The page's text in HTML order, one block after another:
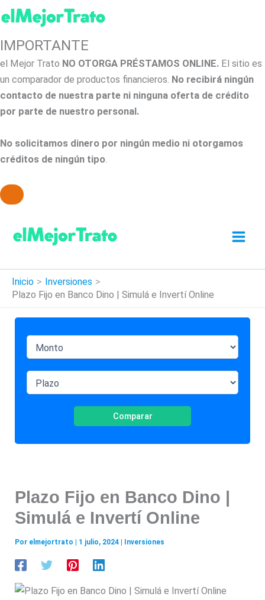
IMPORTANTE
el Mejor Trato NO OTORGA PRÉSTAMOS ONLINE. El sitio es
un comparador de productos financieros. No recibirá ningún
contacto de nuestra parte ni ninguna oferta de crédito
por parte de nuestro personal.
No solicitamos dinero por ningún medio ni otorgamos
créditos de ningún tipo.
contenido
Inicio
Inversiones
Plazo Fijo en Banco Dino | Simulá e Invertí Online
Comparar
Plazo Fijo en Banco Dino |
Simulá e Invertí Online
Por elmejortrato 1 julio, 2024 Inversiones